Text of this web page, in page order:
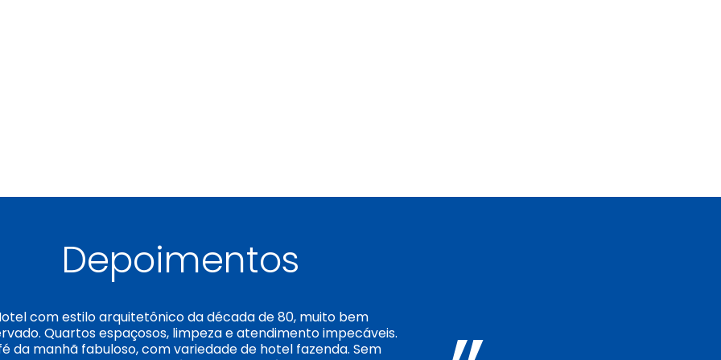
Depoimentos
com estilo arquitetônico da década de 80, muito bem
Quartos espaçosos, limpeza e atendimento impecáveis.
da manhã fabuloso, com variedade de hotel fazenda. Sem